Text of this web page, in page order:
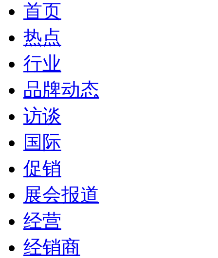
首页
热点
行业
品牌动态
访谈
国际
促销
展会报道
经营
经销商